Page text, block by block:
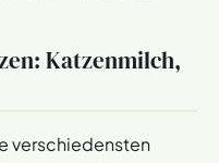
Katzenmilch,
verschiedensten